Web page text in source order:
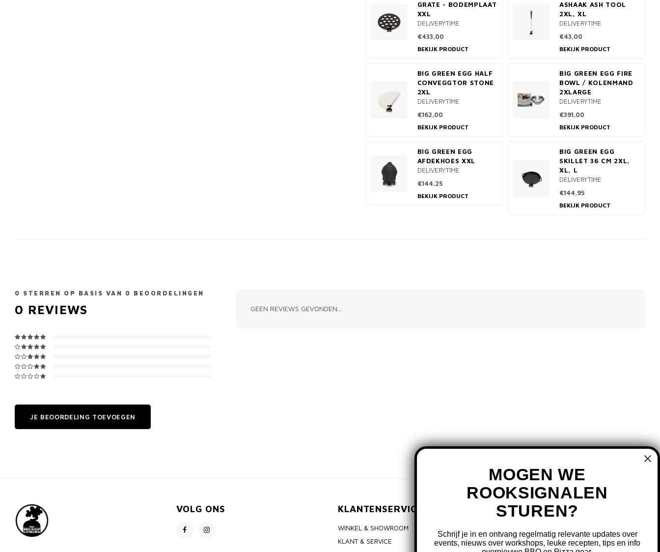
GRATE - BODEMPLAAT
XXL
DELIVERYTIME
€433,00
BEKIJK PRODUCT
ASHAAK ASH TOOL
2XL, XL
DELIVERYTIME
€43,00
BEKIJK PRODUCT
BIG GREEN EGG HALF
CONVEGGTOR STONE
2XL
DELIVERYTIME
€162,00
BEKIJK PRODUCT
BIG GREEN EGG FIRE
BOWL / KOLENMAND
2XLARGE
DELIVERYTIME
€391,00
BEKIJK PRODUCT
BIG GREEN EGG
AFDEKHOES XXL
DELIVERYTIME
€144,25
BEKIJK PRODUCT
BIG GREEN EGG
SKILLET 36 CM 2XL,
XL, L
DELIVERYTIME
€144,95
BEKIJK PRODUCT
0 STERREN OP BASIS VAN 0 BEOORDELINGEN
0 REVIEWS
JE BEOORDELING TOEVOEGEN
GEEN REVIEWS GEVONDEN...
VOLG ONS KLANTENSERVICE
WINKEL & SHOWROOM
KLANT & SERVICE
MIJN ACCOUNT
MIJN BESTELLINGEN
MOGEN WE
ROOKSIGNALEN
STUREN?
Schrijf je in en ontvang regelmatig relevante updates over
events, nieuws over workshops, leuke recepten, tips en info